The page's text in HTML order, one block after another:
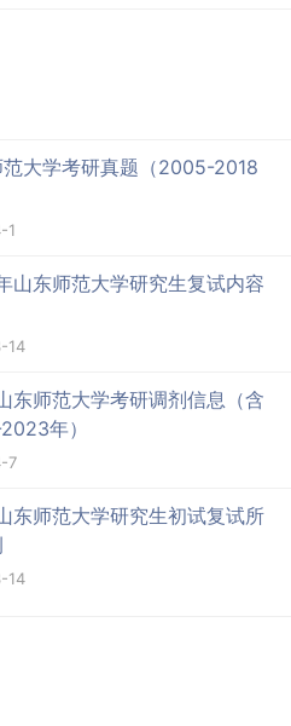
范大学考研真题（2005-2018
1
山东师范大学研究生复试内容
14
东师范大学考研调剂信息（含
年）
7
东师范大学研究生初试复试所
14